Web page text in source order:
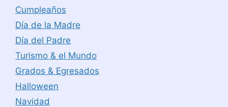
Cumpleaños
Día de la Madre
Día del Padre
Turismo & el Mundo
Grados & Egresados
Halloween
Navidad